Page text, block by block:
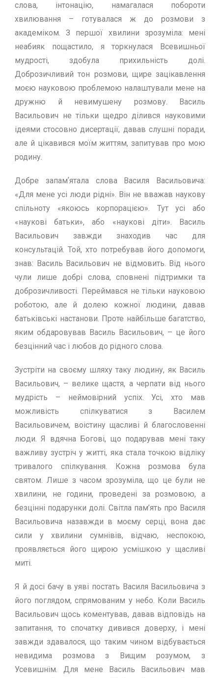
слова, інтонацію, намагалася побороти
хвилювання – готувалася ж до розмови з
академіком. З першої хвилини зрозуміла: мені
неабияк пощастило, я торкнулася Всевишньої
мудрості, здобула прихильність долі.
Доброзичливий тон розмови, щире зацікавлення
моєю науковою проблемою налаштували мене на
дружню й невимушену розмову. Василь
Васильович не тільки щедро ділився науковими
ідеями стосовно дисертації, давав слушні поради,
але й цікавився моїм життям, запитував про мою
родину.
Добре запамʼятала слова Василя Васильовича:
«Для мене усі люди рідні». Він не вважав наукову
спільноту «якоюсь корпорацією». Тут усі або
«наукові батьки», або «наукові діти». Василь
Васильович завжди знаходив час для
консультацій. Той, хто потребував його допомоги,
знав: Василь Васильович не відмовить. Від нього
чули лише добрі слова, сповнені підтримки та
доброзичливості. Переймався не тільки науковою
роботою, але й долею кожної людини, давав
батьківські настанови. Проте найбільше багатство,
яким обдаровував Василь Васильович, – це його
безцінний час і любов до рідного слова.
Зустріти на своєму шляху таку людину, як Василь
Васильович, – велике щастя, а черпати від нього
мудрість – неймовірний успіх. Усі, хто мав
можливість спілкуватися з Василем
Васильовичем, воістину щасливі й благословенні
люди. Я вдячна Богові, що подарував мені таку
важливу зустріч у житті, яка стала точкою відліку
тривалого спілкування. Кожна розмова була
святом. Лише з часом зрозуміла, що це були не
хвилини, не години, проведені за розмовою, а
безцінні подарунки долі. Світла пам’ять про Василя
Васильовича назавжди в моєму серці, вона дає
сили у хвилини сумнівів, відчаю, неспокою,
проявляється його щирою усмішкою у щасливі
миті.
Я й досі бачу в уяві постать Василя Васильовича з
його поглядом, спрямованим у небо. Коли Василь
Васильович щось коментував, давав відповідь на
запитання, то спочатку дивився доверху, і мені
завжди здавалося, що таким чином відбувається
невидима розмова з Вищим розумом, з
Усевишнім. Для мене Василь Васильович мав